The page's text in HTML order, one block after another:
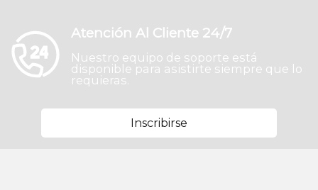
Atención Al Cliente 24/7
Nuestro equipo de soporte está
disponible para asistirte siempre que lo
requieras.
Inscribirse